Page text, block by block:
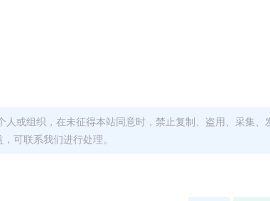
或组织，在未征得本站同意时，禁止复制、盗用、采集、
可联系我们进行处理。